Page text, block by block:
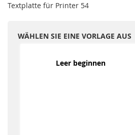
Textplatte für Printer 54
WÄHLEN SIE EINE VORLAGE AUS
Leer beginnen